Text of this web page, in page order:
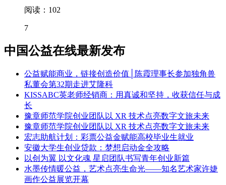
阅读：102
7
中国公益在线最新发布
公益赋能商业，链接创造价值│陈霞理事长参加独角兽
私董会第32期走进艾隆科
KISSABC英老师经销商：用真诚和坚持，收获信任与成
长
豫章师范学院创业团队以 XR 技术点亮数字文旅未来
豫章师范学院创业团队以 XR 技术点亮数字文旅未来
宏志助航计划：彩票公益金赋能高校毕业生就业
安徽大学生创业贷款：梦想启动金全攻略
以创为翼 以文化魂 星启团队书写青年创业新篇
水墨传情暖公益，艺术点亮生命光——知名艺术家许婕
画作公益展览开幕